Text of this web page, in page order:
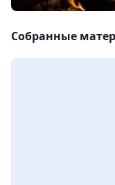
Собранные